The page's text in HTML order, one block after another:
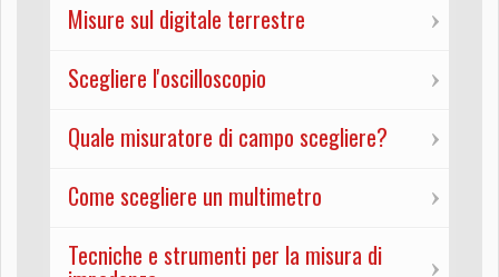
Misure sul digitale terrestre
Scegliere l'oscilloscopio
Quale misuratore di campo scegliere?
Come scegliere un multimetro
Tecniche e strumenti per la misura di